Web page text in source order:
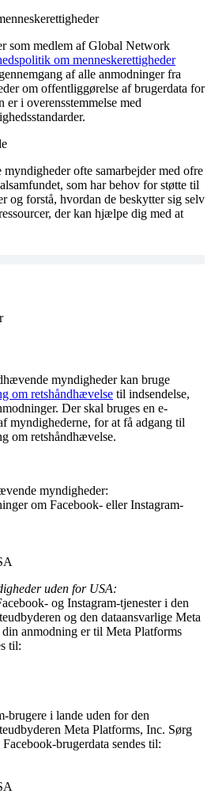
som medlem af Global Network
om menneskerettigheder
af alle anmodninger fra
om offentliggørelse af brugerdata for
i overensstemmelse med
ofte samarbejder med ofre
som har behov for støtte til
og forstå, hvordan de beskytter sig selv
der kan hjælpe dig med at
myndigheder kan bruge
om retshåndhævelse til indsendelse,
Der skal bruges en e-
myndighederne, for at få adgang til
om retshåndhævelse.
myndigheder:
om Facebook- eller Instagram-
uden for USA:
og Instagram-tjenester i den
og den dataansvarlige Meta
anmodning er til Meta Platforms
til:
brugere i lande uden for den
Meta Platforms, Inc. Sørg
brugerdata sendes til: